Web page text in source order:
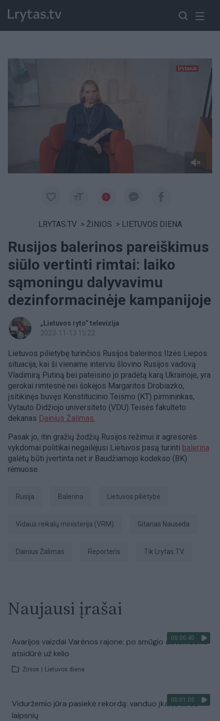
LRYTAS.TV > ŽINIOS > LIETUVOS DIENA
Rusijos balerinos pareiškimus
siūlo vertinti rimtai: laiko
sąmoningu dalyvavimu
dezinformacinėje kampanijoje
„Lietuvos ryto“ televizija
2023-11-13 15:22
Lietuvos pilietybę turinčios Rusijos balerinos Ilzės Liepos
situacija, kai ši viename interviu šlovino Rusijos vadovą
Vladimirą Putiną bei pateisino jo pradėtą karą Ukrainoje, yra
gerokai rimtesnė nei šokėjos Margaritos Drobiazko,
įsitikinęs buvęs Konstitucinio Teismo (KT) pirmininkas,
Vytauto Didžiojo universiteto (VDU) Teisės fakulteto
dekanas Dainius Žalimas.
Pasak jo, itin gražių žodžių Rusijos režimui ir agresorės
vykdomai politikai negailėjusi Lietuvos pasą turinti balerina
galėtų būti įvertinta net ir Baudžiamojo kodekso (BK)
rėmuose.
Rusija balerina Lietuvos pilietybė
Vidaus reikalų ministerija (VRM) Gitanas Nausėda
Dainius Žalimas Reporteris tik Lrytas.TV
Naujausi įrašai
00:00:40
Avarijos vaizdai Varėnos rajone: po smūgio automobilis
atsidūrė už kelio
Žinios Lietuvos diena
00:01:05
Viduržemio jūra pasiekė rekordą: vanduo įkaito iki 33
laipsnių